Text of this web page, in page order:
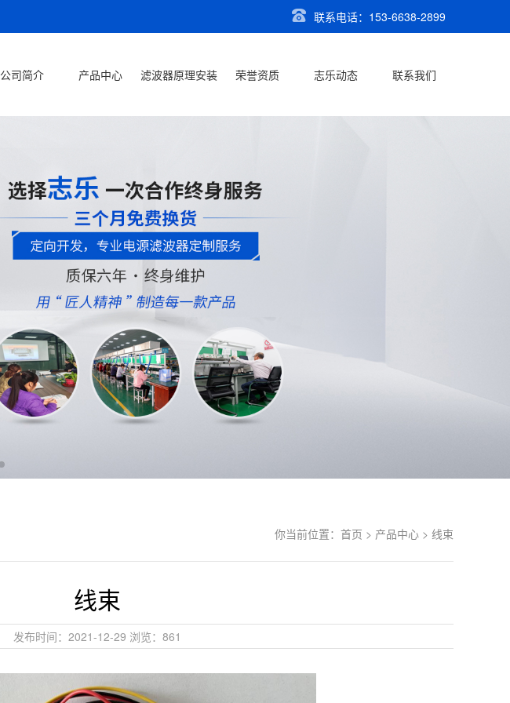
联系电话：153-6638-2899
公司简介 产品中心 滤波器原理安装 荣誉资质 志乐动态 联系我们
你当前位置： 首页 > 产品中心 > 线束
线束
发布时间：2021-12-29 浏览：861